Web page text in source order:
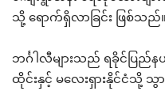
သို့ ရောက်ရှိလာခြင်း ဖြစ်သည်။
ဘင်္ဂါလီများသည် ရခိုင်ပြည်
ထိုင်းနှင့် မလေးရှားနိုင်ငံသို့ သွ